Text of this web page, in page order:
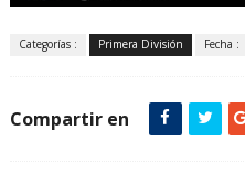
Categorías : Primera División Fecha :
Compartir en